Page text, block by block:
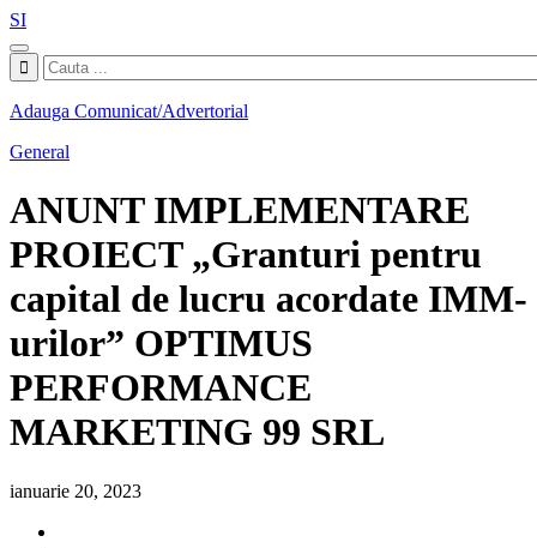
SI
Adauga Comunicat/Advertorial
General
ANUNT IMPLEMENTARE
PROIECT „Granturi pentru
capital de lucru acordate IMM-
urilor” OPTIMUS
PERFORMANCE
MARKETING 99 SRL
ianuarie 20, 2023